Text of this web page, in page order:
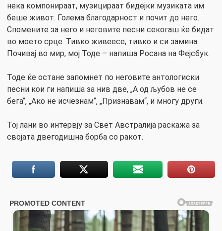
нека компонираат, музицираат бидејки музиката им
беше живот. Голема благодарност и почит до него.
Спомените за него и неговите песни секогаш ќе бидат
во моето срце. Тивко живеесе, тивко и си замина.
Почивај во мир, мој Тоде – напиша Росана на Фејсбук.
Тоде ќе остане запомнет по неговите антологиски
песни кои ги напиша за нив две, „А од љубов не се
бега“, „Ако не исчезнам“, „Признавам“, и многу други.
Тој лани во интервју за Свет Австралија раскажа за
својата двегодишна борба со ракот.